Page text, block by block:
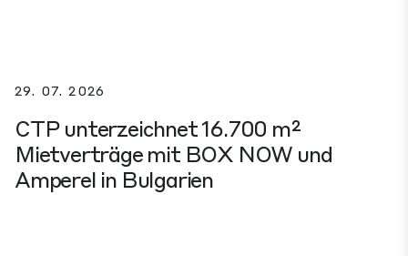
29. 07. 2026
CTP unterzeichnet 16.700 m²
Mietverträge mit BOX NOW und
Amperel in Bulgarien